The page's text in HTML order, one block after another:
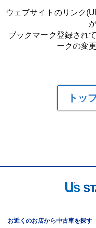
ウェブサイトのリンク
ブックマーク登録され
ークの変
トッ
お近くのお店から中古車を探す